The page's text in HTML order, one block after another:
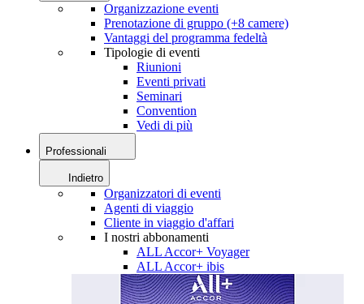
Organizzazione eventi
Prenotazione di gruppo (+8 camere)
Vantaggi del programma fedeltà
Tipologie di eventi
Riunioni
Eventi privati
Seminari
Convention
Vedi di più
Professionali
Indietro
Organizzatori di eventi
Agenti di viaggio
Cliente in viaggio d'affari
I nostri abbonamenti
ALL Accor+ Voyager
ALL Accor+ ibis